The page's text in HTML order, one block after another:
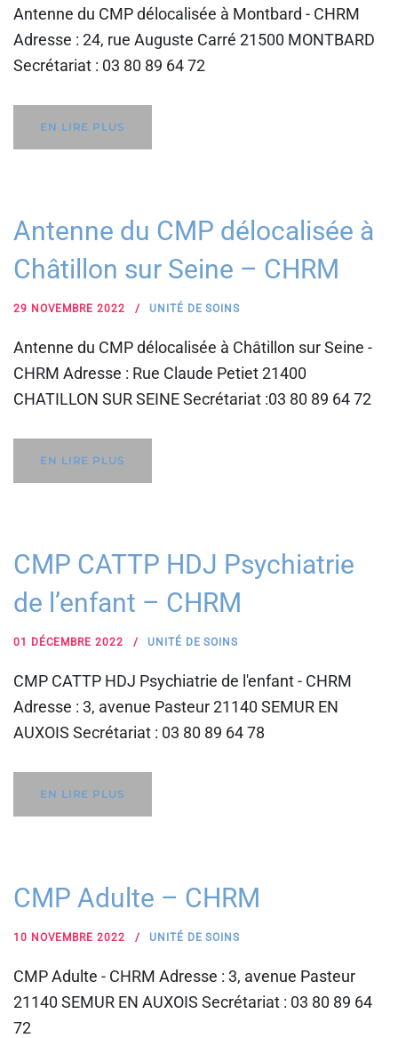
Antenne du CMP délocalisée à Montbard - CHRM
Adresse : 24, rue Auguste Carré 21500 MONTBARD
Secrétariat : 03 80 89 64 72
EN LIRE PLUS
Antenne du CMP délocalisée à
Châtillon sur Seine – CHRM
29 NOVEMBRE 2022 UNITÉ DE SOINS
Antenne du CMP délocalisée à Châtillon sur Seine -
CHRM Adresse : Rue Claude Petiet 21400
CHATILLON SUR SEINE Secrétariat :03 80 89 64 72
EN LIRE PLUS
CMP CATTP HDJ Psychiatrie
de l’enfant – CHRM
01 DÉCEMBRE 2022 UNITÉ DE SOINS
CMP CATTP HDJ Psychiatrie de l'enfant - CHRM
Adresse : 3, avenue Pasteur 21140 SEMUR EN
AUXOIS Secrétariat : 03 80 89 64 78
EN LIRE PLUS
CMP Adulte – CHRM
10 NOVEMBRE 2022 UNITÉ DE SOINS
CMP Adulte - CHRM Adresse : 3, avenue Pasteur
21140 SEMUR EN AUXOIS Secrétariat : 03 80 89 64
72